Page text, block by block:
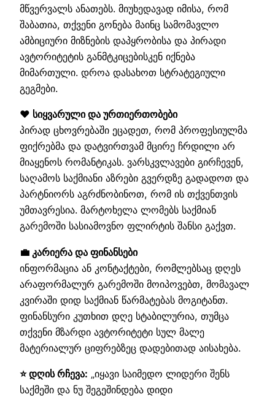
მწვერვალს ანათებს. მიუხედავად იმისა, რომ
შაბათია, თქვენი გონება მაინც სამომავლო
ამბიციური მიზნების დაპყრობისა და პირადი
ავტორიტეტის განმტკიცებისკენ იქნება
მიმართული. დროა დასახოთ სტრატეგიული
გეგმები.
❤️ სიყვარული და ურთიერთობები
პირად ცხოვრებაში ეცადეთ, რომ პროფესიულმა
ფიქრებმა და დატვირთვამ მცირე ჩრდილი არ
მიაყენოს რომანტიკას. ვარსკვლავები გირჩევენ,
საღამოს საქმიანი აზრები გვერდზე გადადოთ და
პარტნიორს აგრძნობინოთ, რომ ის თქვენთვის
უმთავრესია. მარტოხელა ლომებს საქმიან
გარემოში სასიამოვნო ფლირტის შანსი გაქვთ.
💼 კარიერა და ფინანსები
ინფორმაცია ან კონტაქტები, რომლებსაც დღეს
არაფორმალურ გარემოში მოიპოვებთ, მომავალ
კვირაში დიდ საქმიან წარმატებას მოგიტანთ.
ფინანსური კუთხით დღე სტაბილურია, თუმცა
თქვენი მზარდი ავტორიტეტი სულ მალე
მატერიალურ ციფრებზეც დადებითად აისახება.
⭐ დღის რჩევა: „იყავი საიმედო ლიდერი შენს
საქმეში და ნუ შეგეშინდება დიდი